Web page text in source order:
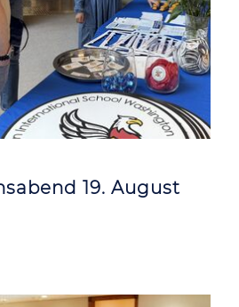
19. August